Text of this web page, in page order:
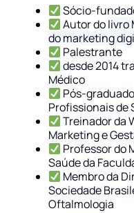
Sócio-
Autor dolivro
do marketing
Palestrante
desde 2014
Médico
Pós-
Profissionais de
Treinador da
Marketing e
Professor do
Saúde da
Membro da
Sociedade
Oftalmologia